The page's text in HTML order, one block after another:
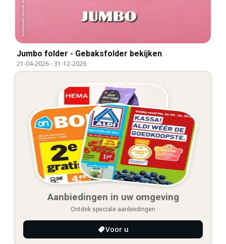
Jumbo folder - Gebaksfolder bekijken
21-04-2026-31-12-2026
Aanbiedingen in uw omgeving
Ontdek speciale aanbiedingen
Voor u